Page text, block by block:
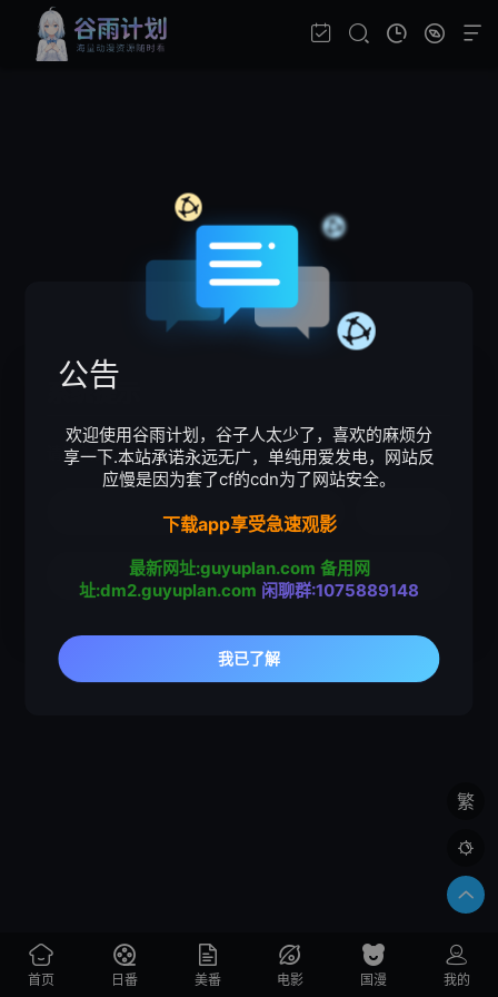
系统提示
请输入验证码
繁

首页 日番 美番 电影 国漫 我的
公告
欢迎使用谷雨计划，谷子人太少了，喜欢的麻烦分
享一下.本站承诺永远无广，单纯用爱发电，网站反
应慢是因为套了cf的cdn为了网站安全。
下载app享受急速观影
最新网址:guyuplan.com 备用网
址:dm2.guyuplan.com 闲聊群:1075889148